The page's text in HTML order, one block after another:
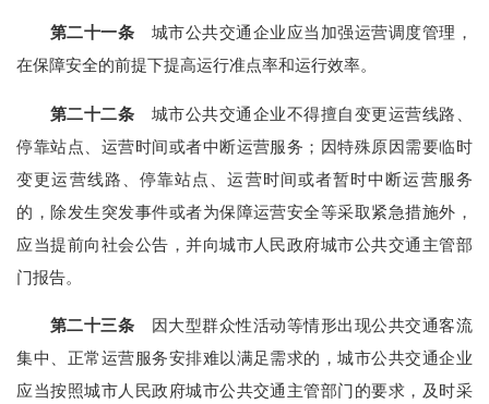
第二十一条 城市公共交通企业应当加强运营调度管理，
在保障安全的前提下提高运行准点率和运行效率。
第二十二条 城市公共交通企业不得擅自变更运营线路、
停靠站点、运营时间或者中断运营服务；因特殊原因需要临时
变更运营线路、停靠站点、运营时间或者暂时中断运营服务
的，除发生突发事件或者为保障运营安全等采取紧急措施外，
应当提前向社会公告，并向城市人民政府城市公共交通主管部
门报告。
第二十三条 因大型群众性活动等情形出现公共交通客流
集中、正常运营服务安排难以满足需求的，城市公共交通企业
应当按照城市人民政府城市公共交通主管部门的要求，及时采